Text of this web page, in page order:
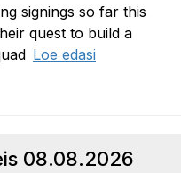
signings so far this
quest to build a
Loe edasi
08.08.2026